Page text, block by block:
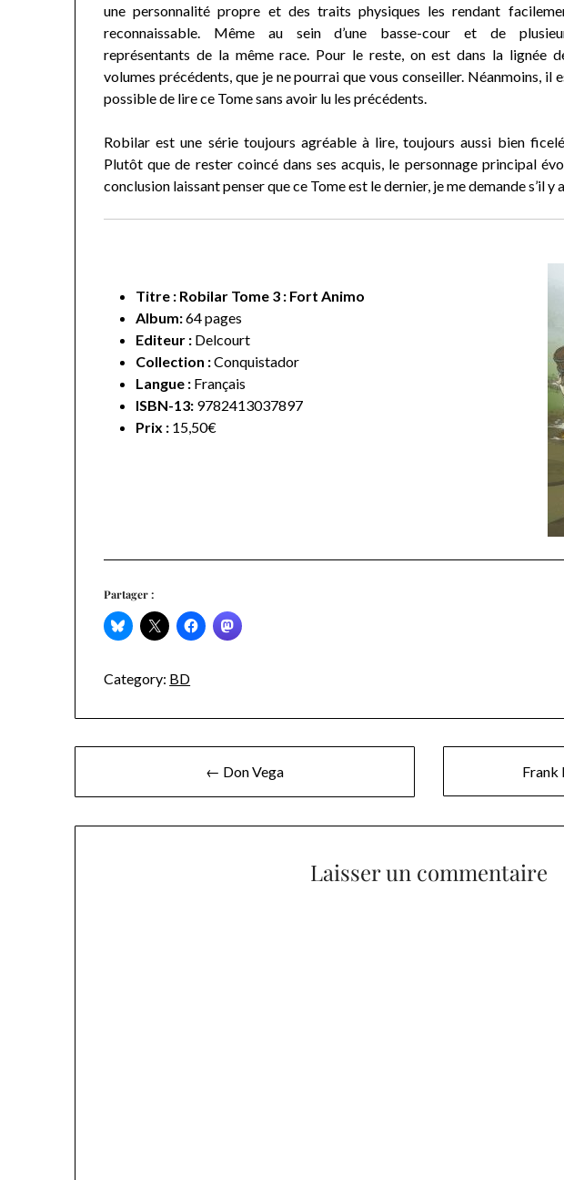
une personnalité propre et des traits physiques les rendant
reconnaissable. Même au sein d’une basse-cour et de
représentants de la même race. Pour le reste, on est dans la lignée
volumes précédents, que je ne pourrai que vous conseiller. Néanmoins, il
possible de lire ce Tome sans avoir lu les précédents.
Robilar est une série toujours agréable à lire, toujours aussi bien
Plutôt que de rester coincé dans ses acquis, le personnage principal
conclusion laissant penser que ce Tome est le dernier, je me demande s’il y
Titre : Robilar Tome 3 : Fort Animo
Album:64 pages
Editeur : Delcourt
Collection :Conquistador
Langue : Français
ISBN-13: 9782413037897
Prix : 15,50€
Partager :
Category: BD
de
l’article
← Don Vega Frank
Laisser un commentaire